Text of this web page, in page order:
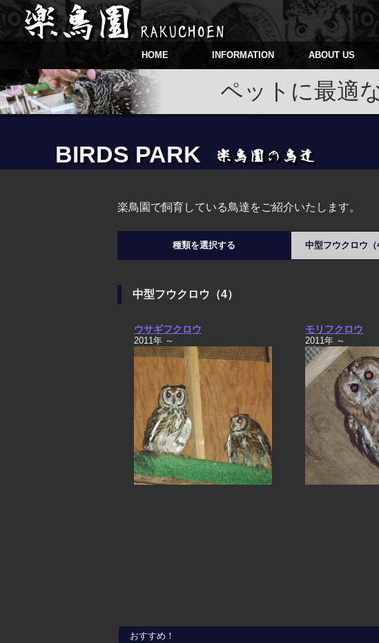
HOME INFORMATION ABOUT US
ペットに最適
BIRDS PARK
楽鳥園で飼育している鳥達をご紹介いたします。
種類を選択する 中型フウクロウ（4
中型フウクロウ（4）
ウサギフクロウ
2011年 ～
モリフクロウ
2011年 ～
おすすめ！